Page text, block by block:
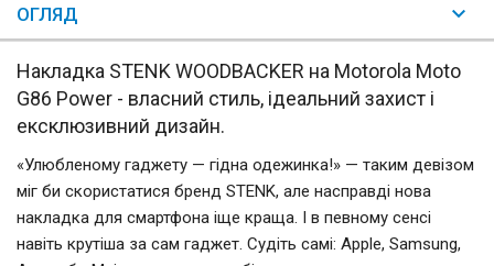
ОГЛЯД
Накладка STENK WOODBACKER на Motorola Moto
G86 Power - власний стиль, ідеальний захист і
ексклюзивний дизайн.
«Улюбленому гаджету — гідна одежинка!» — таким девізом
міг би скористатися бренд STENK, але насправді нова
накладка для смартфона іще краща. І в певному сенсі
навіть крутіша за сам гаджет. Судіть самі: Apple, Samsung,